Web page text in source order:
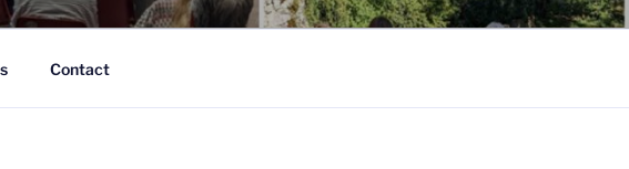
Contact